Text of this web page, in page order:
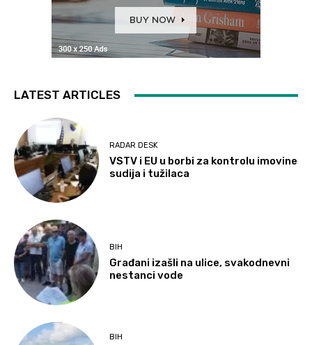
LATEST ARTICLES
RADAR DESK
VSTV i EU u borbi za kontrolu imovine
sudija i tužilaca
BIH
Građani izašli na ulice, svakodnevni
nestanci vode
BIH